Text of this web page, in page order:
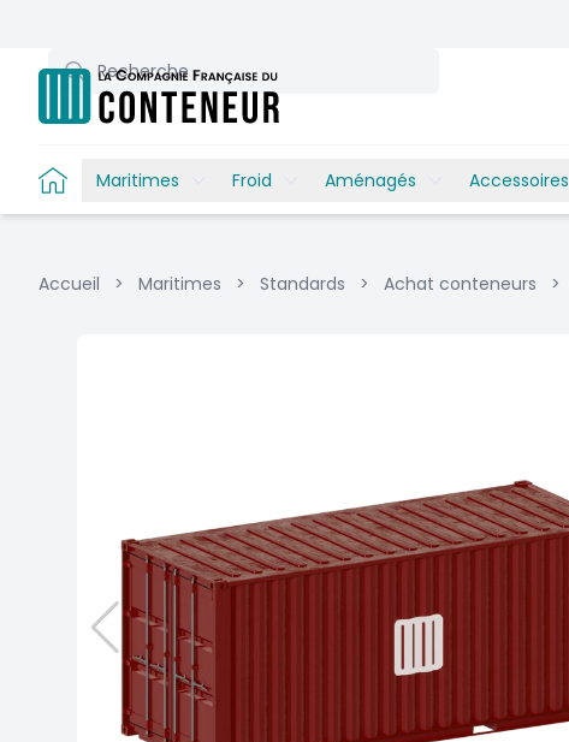
Recherche
Maritimes Froid Aménagés Accessoires
Accueil > Maritimes > Standards > Achat conteneurs >